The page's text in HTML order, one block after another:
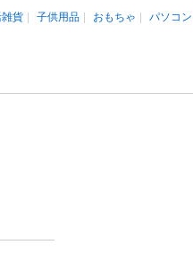
貨 子供用品 おもちゃ パソコン